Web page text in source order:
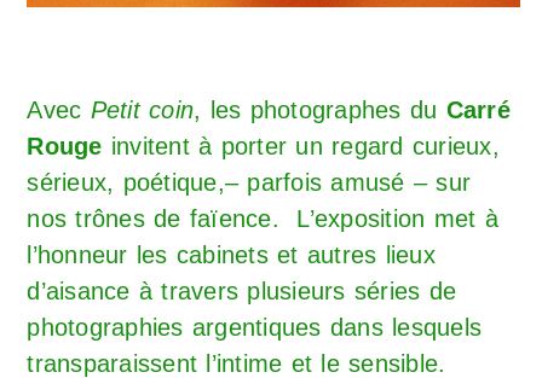
Avec Petit coin, les photographes du Carré
Rouge invitent à porter un regard curieux,
sérieux, poétique,– parfois amusé – sur
nos trônes de faïence. L’exposition met à
l’honneur les cabinets et autres lieux
d’aisance à travers plusieurs séries de
photographies argentiques dans lesquels
transparaissent l’intime et le sensible.